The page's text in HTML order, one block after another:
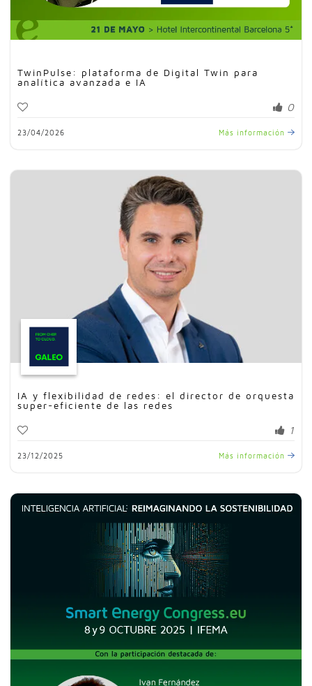
TwinPulse: plataforma de Digital Twin para
analítica avanzada e IA
0
23/04/2026 Más información
IA y flexibilidad de redes: el director de orquesta
super-eficiente de las redes
1
23/12/2025 Más información